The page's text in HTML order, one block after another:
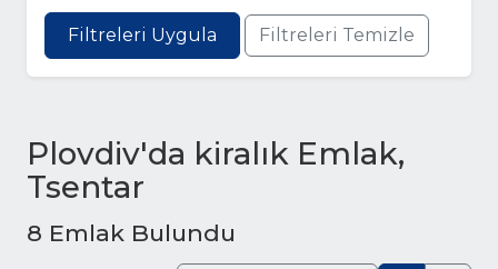
Filtreleri Uygula Filtreleri Temizle
Plovdiv'da kiralık Emlak,
Tsentar
8 Emlak Bulundu